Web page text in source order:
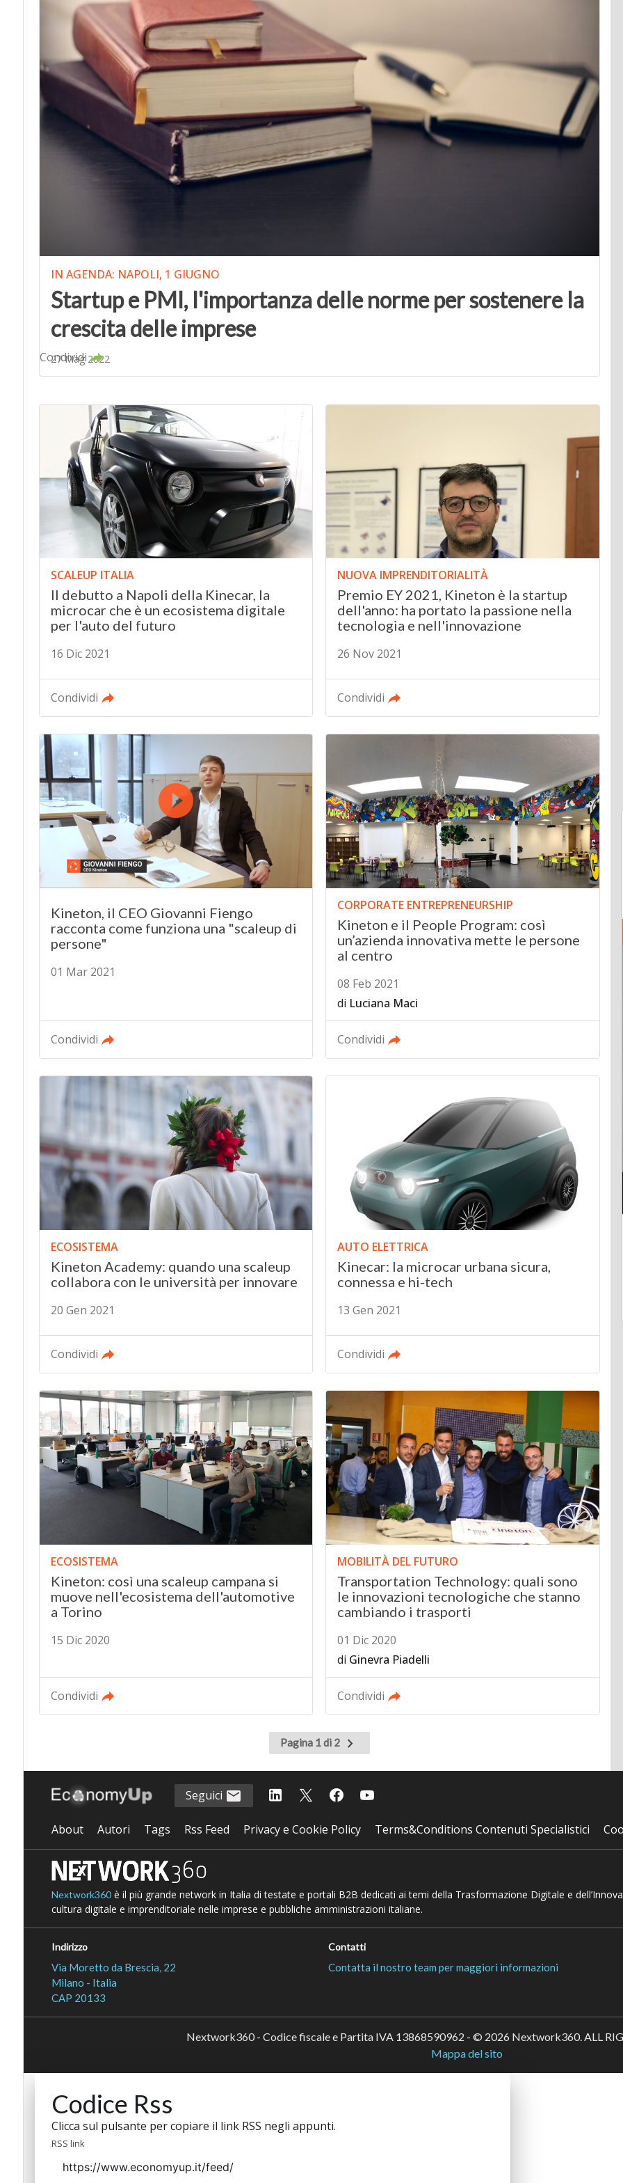
IN AGENDA: NAPOLI, 1 GIUGNO
Startup e PMI, l'importanza delle norme per sostenere la
crescita delle imprese
27 Mag 2022
Condividi
SCALEUP ITALIA
Il debutto a Napoli della Kinecar, la
microcar che è un ecosistema digitale
per l'auto del futuro
16 Dic 2021
Condividi
NUOVA IMPRENDITORIALITÀ
Premio EY 2021, Kineton è la startup
dell'anno: ha portato la passione nella
tecnologia e nell'innovazione
26 Nov 2021
Condividi
Kineton, il CEO Giovanni Fiengo
racconta come funziona una "scaleup di
persone"
01 Mar 2021
Condividi
CORPORATE ENTREPRENEURSHIP
Kineton e il People Program: così
un’azienda innovativa mette le persone
al centro
08 Feb 2021
di Luciana Maci
Condividi
ECOSISTEMA
Kineton Academy: quando una scaleup
collabora con le università per innovare
20 Gen 2021
Condividi
AUTO ELETTRICA
Kinecar: la microcar urbana sicura,
connessa e hi-tech
13 Gen 2021
Condividi
ECOSISTEMA
Kineton: così una scaleup campana si
muove nell'ecosistema dell'automotive
a Torino
15 Dic 2020
Condividi
MOBILITÀ DEL FUTURO
Transportation Technology: quali sono
le innovazioni tecnologiche che stanno
cambiando i trasporti
01 Dic 2020
di Ginevra Piadelli
Condividi
Pagina 1 di 2
Pagina
successiva
Seguici
About Autori Tags Rss Feed Privacy e Cookie Policy Terms&Conditions Contenuti Specialistici
Nextwork360è il più grande network in Italia di testate e portali B2B dedicati ai temi della Trasformazione Digitale e
cultura digitale e imprenditoriale nelle imprese e pubbliche amministrazioni italiane.
Indirizzo
Via Moretto da Brescia, 22
Milano - Italia
CAP 20133
Contatti
Contatta il nostro team per maggiori informazioni
Nextwork360 - Codice fiscale e Partita IVA 13868590962 - © 2026 Nextwork360. ALL
Mappa del sito
Codice Rss
Clicca sul pulsante per copiare il link RSS negli appunti.
RSS link